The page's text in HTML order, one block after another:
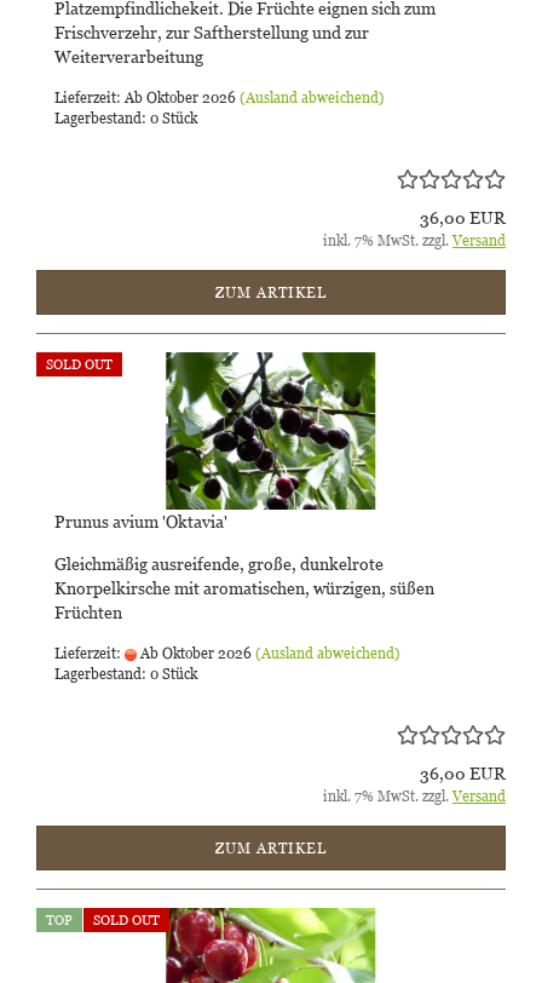
Platzempfindlichekeit. Die Früchte eignen sich zum
Frischverzehr, zur Saftherstellung und zur
Weiterverarbeitung
Lieferzeit: Ab Oktober 2026 (Ausland abweichend)
Lagerbestand: 0 Stück
36,00 EUR
inkl. 7% MwSt. zzgl.Versand
ZUM ARTIKEL
SOLD OUT
Prunus avium 'Oktavia'
Gleichmäßig ausreifende, große, dunkelrote
Knorpelkirsche mit aromatischen, würzigen, süßen
Früchten
Lieferzeit: Ab Oktober 2026 (Ausland abweichend)
Lagerbestand: 0 Stück
36,00 EUR
inkl. 7% MwSt. zzgl.Versand
ZUM ARTIKEL
TOP SOLD OUT